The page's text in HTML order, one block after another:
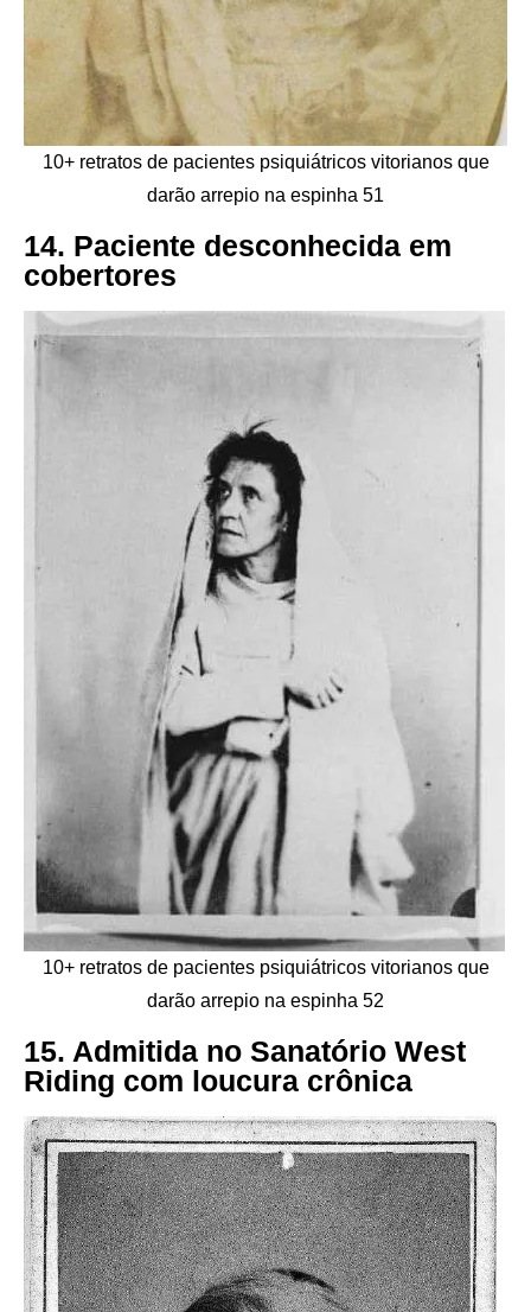
10+ retratos de pacientes psiquiátricos vitorianos que
darão arrepio na espinha 51
14. Paciente desconhecida em
cobertores
10+ retratos de pacientes psiquiátricos vitorianos que
darão arrepio na espinha 52
15. Admitida no Sanatório West
Riding com loucura crônica